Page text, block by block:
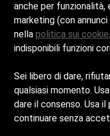
anche per funzionalità,
marketing (con
nella politica sui cookie
indisponibili funzioni
Sei libero di dare,
qualsiasi momento.
dare il consenso. Usa
continuare senza